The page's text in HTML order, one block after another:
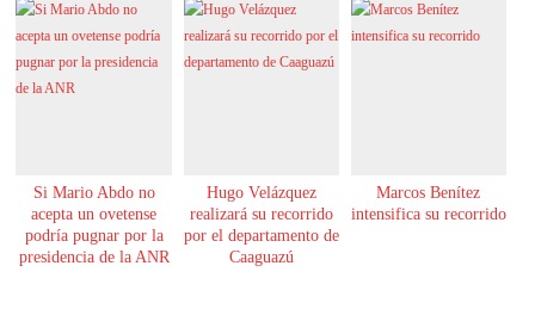
Si Mario Abdo no
acepta un ovetense
podría pugnar por la
presidencia de la ANR
Hugo Velázquez
realizará su recorrido
por el departamento de
Caaguazú
Marcos Benítez
intensifica su recorrido